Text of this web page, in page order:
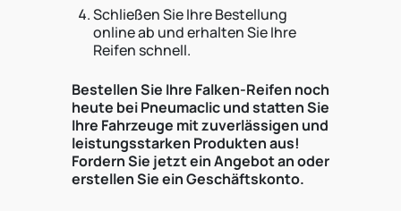
Schließen Sie Ihre Bestellung
online ab und erhalten Sie Ihre
Reifen schnell.
Bestellen Sie Ihre Falken-Reifen noch
heute bei Pneumaclic und statten Sie
Ihre Fahrzeuge mit zuverlässigen und
leistungsstarken Produkten aus!
Fordern Sie jetzt ein Angebot an oder
erstellen Sie ein Geschäftskonto.